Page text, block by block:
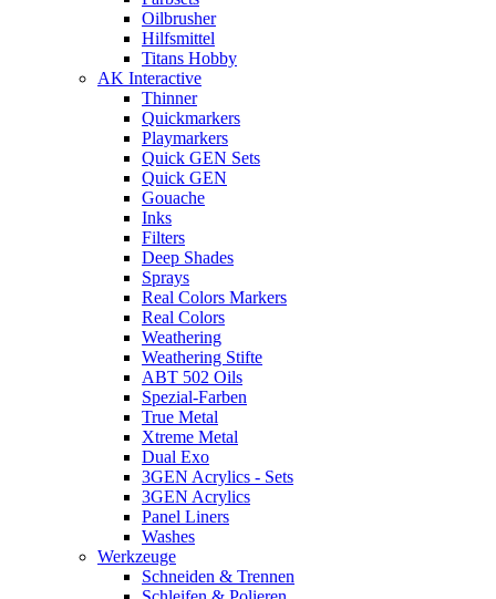
Oilbrusher
Hilfsmittel
Titans Hobby
AK Interactive
Thinner
Quickmarkers
Playmarkers
Quick GEN Sets
Quick GEN
Gouache
Inks
Filters
Deep Shades
Sprays
Real Colors Markers
Real Colors
Weathering
Weathering Stifte
ABT 502 Oils
Spezial-Farben
True Metal
Xtreme Metal
Dual Exo
3GEN Acrylics - Sets
3GEN Acrylics
Panel Liners
Washes
Werkzeuge
Schneiden & Trennen